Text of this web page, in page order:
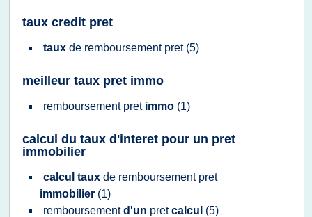
taux credit pret
taux de remboursement pret (5)
meilleur taux pret immo
remboursement pret immo (1)
calcul du taux d'interet pour un pret
immobilier
calcul taux de remboursement pret
immobilier (1)
remboursementd'un pretcalcul (5)